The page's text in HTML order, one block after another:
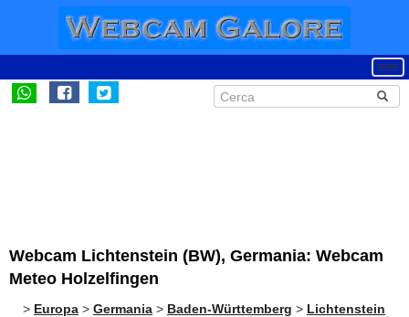
Webcam Lichtenstein (BW), Germania: Webcam
Meteo Holzelfingen
> Europa > Germania > Baden-Württemberg > Lichtenstein